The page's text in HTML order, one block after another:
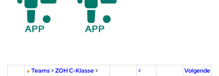
Teams>ZOH C-Klasse>
<
Volgende